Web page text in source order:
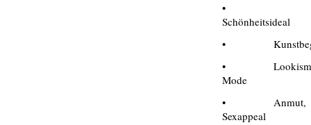
•
Schönheitsideal
•
•
Mode
• Anmut,
Sexappeal